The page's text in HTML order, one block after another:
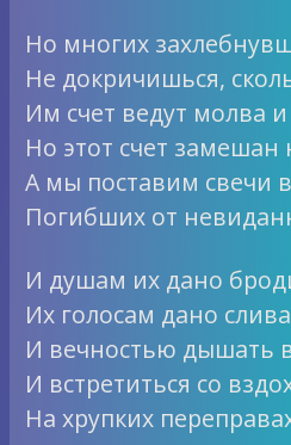
Но многих
Не докричишься,
Им счет ведут молва и
Но этот счет замешан
А мы поставим свечи
Погибших от
И душам их дано
Их голосам дано
И вечностью дышать
И встретиться со
На хрупких